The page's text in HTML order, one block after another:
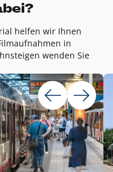
helfen wir Ihnen
in
wenden Sie